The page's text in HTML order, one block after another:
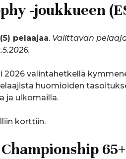
-joukkueen
pelaajaa. Valittavan
valintahetkellä
huomioiden
ja ulkomailla.
korttiin.